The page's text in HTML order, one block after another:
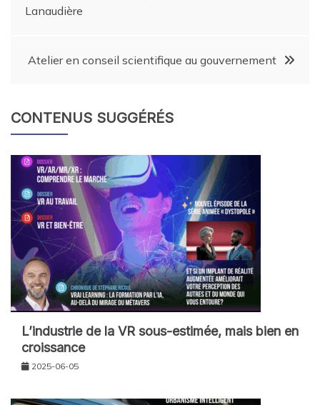
Lanaudière
Atelier en conseil scientifique au gouvernement
CONTENUS SUGGÉRÉS
L’industrie de la VR sous-estimée, mais bien en
croissance
2025-06-05